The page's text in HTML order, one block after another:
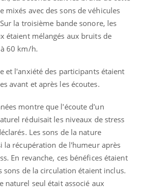
mixés avec des sons de véhicules
la troisième bande sonore, les
étaient mélangés aux bruits de
60 km/h.
et l'anxiété des participants étaient
avant et après les écoutes.
montre que l'écoute d'un
réduisait les niveaux de stress
Les sons de la nature
la récupération de l'humeur après
En revanche, ces bénéfices étaient
sons de la circulation étaient inclus.
naturel seul était associé aux